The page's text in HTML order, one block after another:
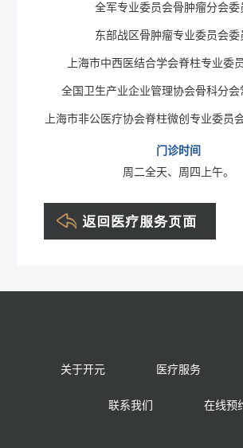
全军专业委员会骨肿瘤分会委
东部战区骨肿瘤专业委员会委
上海市中西医结合学会脊柱专业委
全国卫生产业企业管理协会骨科分会
上海市非公医疗协会脊柱微创专业委员
门诊时间
周二全天、周四上午。
关于开元 医疗服务
联系我们 在线预